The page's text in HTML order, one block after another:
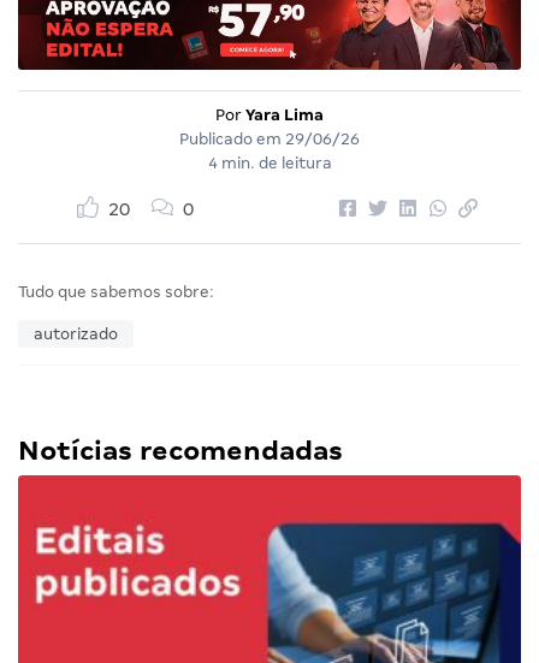
Por Yara Lima
Publicado em 29/06/26
4 min. de leitura
20 0
Tudo que sabemos sobre:
autorizado
Notícias recomendadas